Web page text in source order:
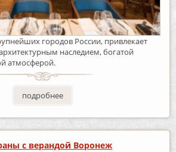
городов России, привлекает
наследием, богатой
атмосферой.
подробнее
с верандой Воронеж